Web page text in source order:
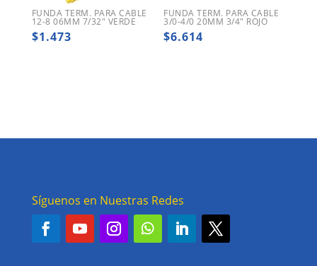
FUNDA TERM. PARA CABLE
12-8 06MM 7/32″ VERDE
$1.473
FUNDA TERM. PARA CABLE
3/0-4/0 20MM 3/4″ ROJO
$6.614
Síguenos en Nuestras Redes